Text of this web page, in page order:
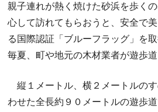
親子連れが熱く焼けた砂浜を歩く
心して訪れてもらおうと、安全で
る国際認証「ブルーフラッグ」を
毎夏、町や地元の木材業者が遊歩道
縦１メートル、横２メートルの
わせた全長約９０メートルの遊歩